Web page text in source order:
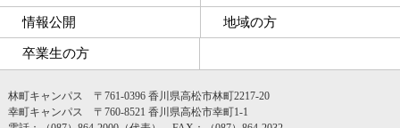
情報公開 地域の方
卒業生の方
林町キャンパス 〒761-0396 香川県高松市林町2217-20
幸町キャンパス 〒760-8521 香川県高松市幸町1-1